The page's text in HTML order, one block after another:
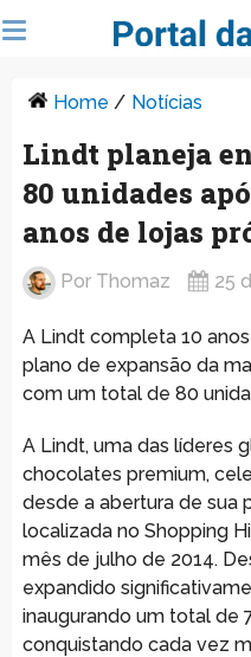
Home / Notícias
Lindt planeja
80 unidades
anos de lojas
Por Thomaz 25
A Lindt completa 10
plano de expansão da
com um total de 80
A Lindt, uma das líderes
chocolates premium,
desde a abertura de sua
localizada no Shopping
mês de julho de 2014.
expandido
inaugurando um total de
conquistando cada vez